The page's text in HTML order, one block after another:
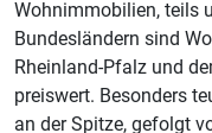
Wohnimmobilien, teils
Bundesländern sind
Rheinland-Pfalz und
preiswert. Besonders
an der Spitze, gefolgt